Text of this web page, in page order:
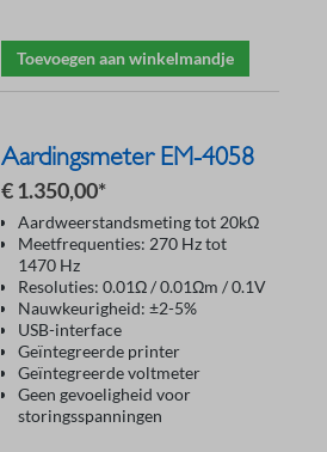
Toevoegen aan winkelmandje
Aardingsmeter EM-4058
€ 1.350,00*
Aardweerstandsmeting tot 20kΩ
Meetfrequenties: 270 Hz tot
1470 Hz
Resoluties: 0.01Ω / 0.01Ωm / 0.1V
Nauwkeurigheid: ±2-5%
USB-interface
Geïntegreerde printer
Geïntegreerde voltmeter
Geen gevoeligheid voor
storingsspanningen